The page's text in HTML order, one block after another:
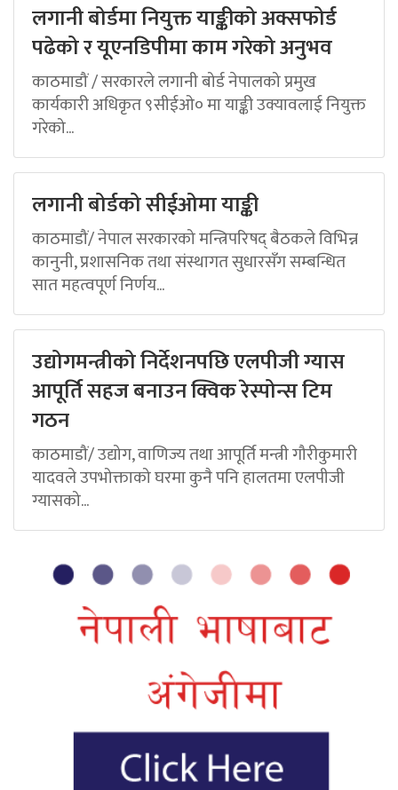
लगानी बोर्डमा नियुक्त याङ्कीको अक्सफोर्ड
पढेको र यूएनडिपीमा काम गरेको अनुभव
काठमाडौं / सरकारले लगानी बोर्ड नेपालको प्रमुख
कार्यकारी अधिकृत ९सीईओ० मा याङ्की उक्यावलाई नियुक्त
गरेको...
लगानी बोर्डको सीईओमा याङ्की
काठमाडौं/ नेपाल सरकारको मन्त्रिपरिषद् बैठकले विभिन्न
कानुनी, प्रशासनिक तथा संस्थागत सुधारसँग सम्बन्धित
सात महत्वपूर्ण निर्णय...
उद्योगमन्त्रीको निर्देशनपछि एलपीजी ग्यास
आपूर्ति सहज बनाउन क्विक रेस्पोन्स टिम
गठन
काठमाडौं/ उद्योग, वाणिज्य तथा आपूर्ति मन्त्री गौरीकुमारी
यादवले उपभोक्ताको घरमा कुनै पनि हालतमा एलपीजी
ग्यासको...